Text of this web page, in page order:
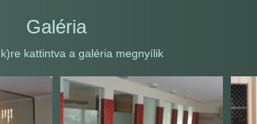
Galéria
kattintva a galéria megnyílik